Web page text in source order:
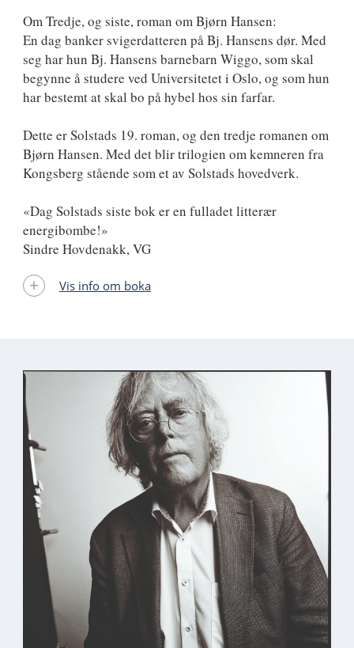
Om Tredje, og siste, roman om Bjørn Hansen:
En dag banker svigerdatteren på Bj. Hansens dør. Med
seg har hun Bj. Hansens barnebarn Wiggo, som skal
begynne å studere ved Universitetet i Oslo, og som hun
har bestemt at skal bo på hybel hos sin farfar.
Dette er Solstads 19. roman, og den tredje romanen om
Bjørn Hansen. Med det blir trilogien om kemneren fra
Kongsberg stående som et av Solstads hovedverk.
«Dag Solstads siste bok er en fulladet litterær
energibombe!»
Sindre Hovdenakk, VG
Vis info om boka